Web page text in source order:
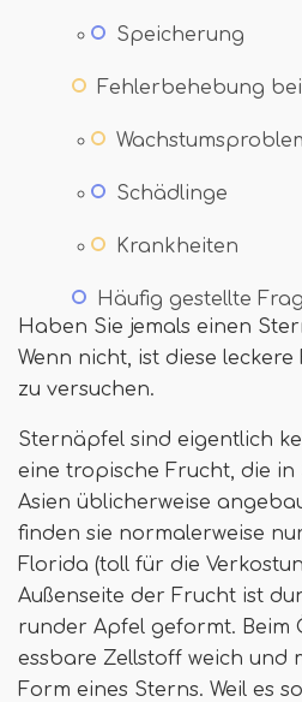
Speicherung
Fehlerbehebung
Schädlinge
Krankheiten
Häufig gestellte
Haben Sie jemals einen
Wenn nicht, ist diese
zu versuchen.
Sternäpfel sind eigentlich
eine tropische Frucht, die in
Asien üblicherweise
finden sie normalerweise
Florida (toll für die
Außenseite der Frucht ist
runder Apfel geformt. Beim
essbare Zellstoff weich und
Form eines Sterns. Weil es